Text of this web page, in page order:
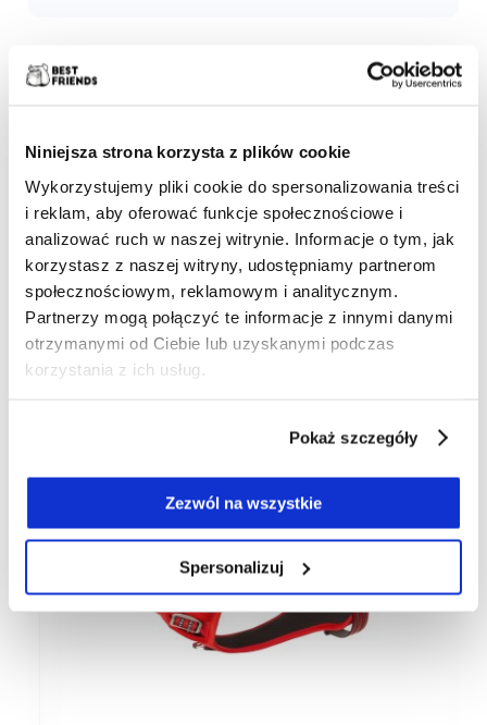
Niniejsza strona korzysta z plików cookie
Wykorzystujemy pliki cookie do spersonalizowania treści
i reklam, aby oferować funkcje społecznościowe i
analizować ruch w naszej witrynie. Informacje o tym, jak
korzystasz z naszej witryny, udostępniamy partnerom
społecznościowym, reklamowym i analitycznym.
Partnerzy mogą połączyć te informacje z innymi danymi
otrzymanymi od Ciebie lub uzyskanymi podczas
korzystania z ich usług.
Pokaż szczegóły
Zezwól na wszystkie
Spersonalizuj
dodaj opinię
Dostępność: duża ilość
Wysyłka w:
24 godziny
NAJLEPSZE WYBORY DLA PUPILI